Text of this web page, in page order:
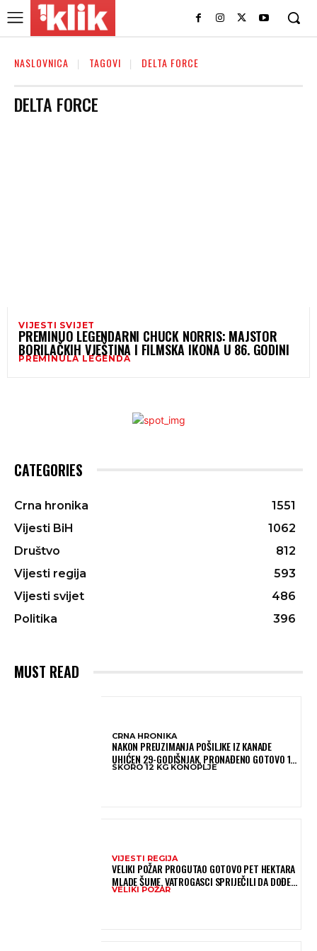
NASLOVNICA TAGOVI DELTA FORCE
DELTA FORCE
VIJESTI SVIJET
PREMINUO LEGENDARNI CHUCK NORRIS: MAJSTOR
BORILAČKIH VJEŠTINA I FILMSKA IKONA U 86. GODINI
PREMINULA LEGENDA
CATEGORIES
Crna hronika
1551
Vijesti BiH
1062
Društvo
812
Vijesti regija
593
Vijesti svijet
486
Politika
396
MUST READ
CRNA HRONIKA
NAKON PREUZIMANJA POŠILJKE IZ KANADE
UHIĆEN 29-GODIŠNJAK, PRONAĐENO GOTOVO 12
KILOGRAMA KONOPLJE
SKORO 12 KG KONOPLJE
VIJESTI REGIJA
VELIKI POŽAR PROGUTAO GOTOVO PET HEKTARA
MLADE ŠUME, VATROGASCI SPRIJEČILI DA DOĐE
DO JOŠ VEĆE KATASTROFE
VELIKI POŽAR